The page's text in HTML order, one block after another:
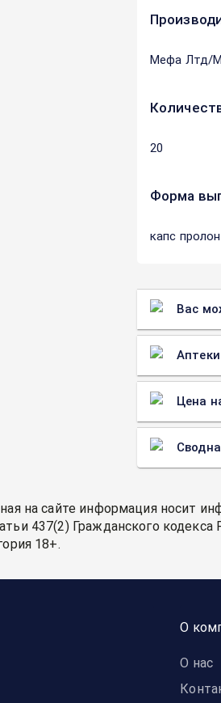
Мефа Лтд/
20
Форма
капс
Вас
Цена
на сайте информация носит
437(2) Гражданского кодекса
18+.
О
О нас